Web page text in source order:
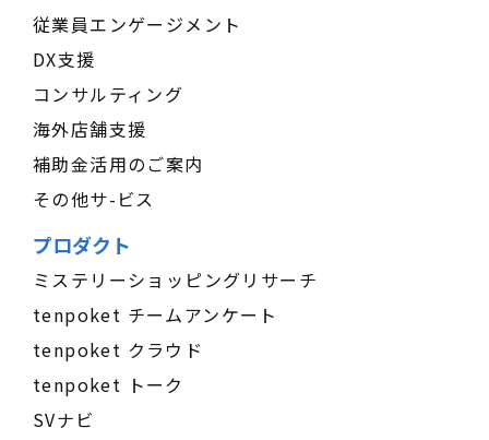
従業員エンゲージメント
DX支援
コンサルティング
海外店舗支援
補助金活用のご案内
その他サ-ビス
プロダクト
ミステリーショッピングリサーチ
tenpoket チームアンケート
tenpoket クラウド
tenpoket トーク
SVナビ